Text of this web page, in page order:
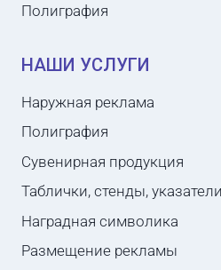
Полиграфия
НАШИ УСЛУГИ
Наружная реклама
Полиграфия
Сувенирная продукция
Таблички, стенды, указатели
Наградная символика
Размещение рекламы